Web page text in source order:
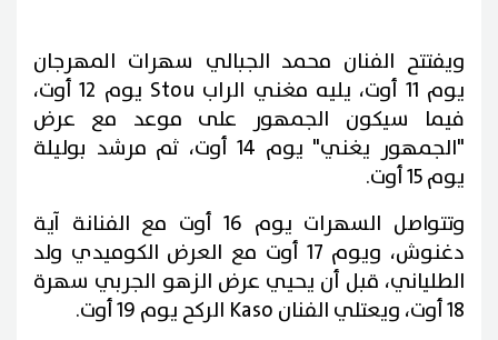
ويفتتح الفنان محمد الجبالي سهرات المهرجان
يوم 11 أوت، يليه مغني الراب Stou يوم 12 أوت،
فيما سيكون الجمهور على موعد مع عرض
"الجمهور يغني" يوم 14 أوت، ثم مرشد بوليلة
يوم 15 أوت.
وتتواصل السهرات يوم 16 أوت مع الفنانة آية
دغنوش، ويوم 17 أوت مع العرض الكوميدي ولد
الطلياني، قبل أن يحيي عرض الزهو الجربي سهرة
18 أوت، ويعتلي الفنان Kaso الركح يوم 19 أوت.